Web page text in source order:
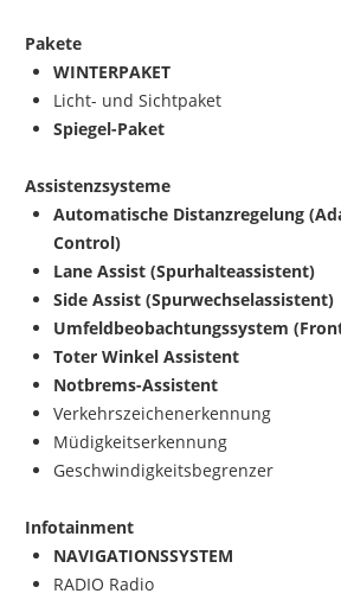
Pakete
WINTERPAKET
Licht- und Sichtpaket
Spiegel-Paket
Assistenzsysteme
Automatische Distanzregelung
Control)
Lane Assist (Spurhalteassistent)
Side Assist (Spurwechselassistent)
Umfeldbeobachtungssystem
Toter Winkel Assistent
Notbrems-Assistent
Verkehrszeichenerkennung
Müdigkeitserkennung
Geschwindigkeitsbegrenzer
Infotainment
NAVIGATIONSSYSTEM
RADIO Radio